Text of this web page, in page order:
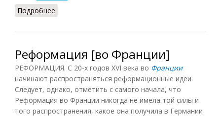
Подробнее
Реформация [во Франции]
РЕФОРМАЦИЯ. С 20-х годов XVI века во Франции
начинают распространяться реформационные идеи.
Следует, однако, отметить с самого начала, что
Реформация во Франции никогда не имела той силы и
того распространения, какое она получила в Германии